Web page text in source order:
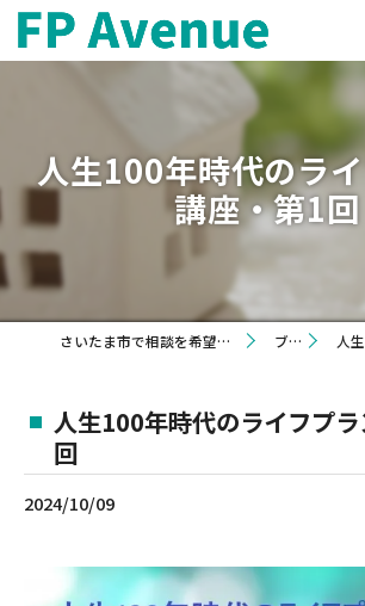
人生100年時代のラ
講座・第1回
さいたま市で相談を希望するならFP Avenue ブログ 人生
人生100年時代のライフプ
回
2024/10/09